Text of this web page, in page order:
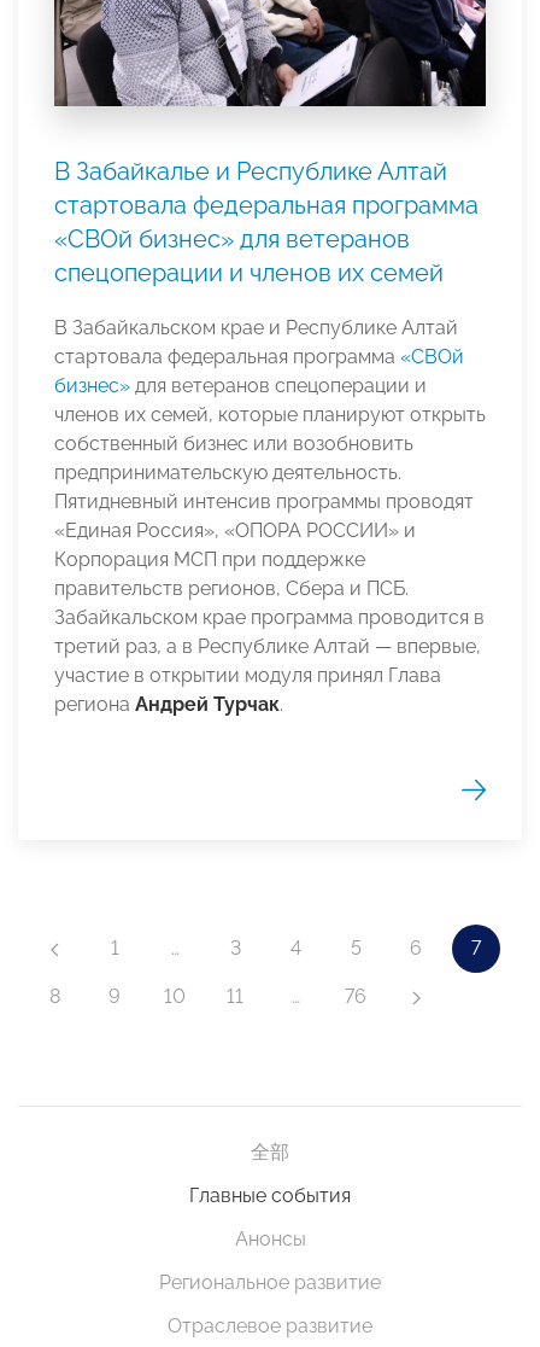
В Забайкалье и Республике Алтай
стартовала федеральная программа
«СВОй бизнес» для ветеранов
спецоперации и членов их семей
В Забайкальском крае и Республике Алтай
стартовала федеральная программа «СВОй
бизнес» для ветеранов спецоперации и
членов их семей, которые планируют открыть
собственный бизнес или возобновить
предпринимательскую деятельность.
Пятидневный интенсив программы проводят
«Единая Россия», «ОПОРА РОССИИ» и
Корпорация МСП при поддержке
правительств регионов, Сбера и ПСБ.
Забайкальском крае программа проводится в
третий раз, а в Республике Алтай — впервые,
участие в открытии модуля принял Глава
региона Андрей Турчак.
1 … 3 4 5 6 7
8 9 10 11 … 76
全部
Главные события
Анонсы
Региональное развитие
Отраслевое развитие